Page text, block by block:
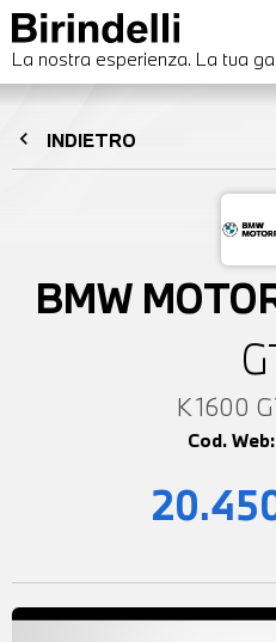
La nostra esperienza. La tua
chevron_left INDIETRO
BMW
K 1600
Cod. Web: